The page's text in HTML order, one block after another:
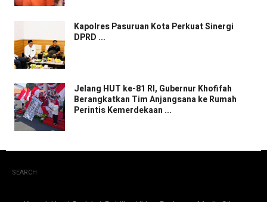
Kapolres Pasuruan Kota Perkuat Sinergi
DPRD ...
Jelang HUT ke-81 RI, Gubernur Khofifah
Berangkatkan Tim Anjangsana ke Rumah
Perintis Kemerdekaan ...
SEARCH